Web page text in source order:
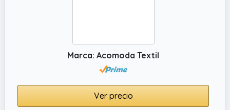
Marca: Acomoda Textil
Ver precio